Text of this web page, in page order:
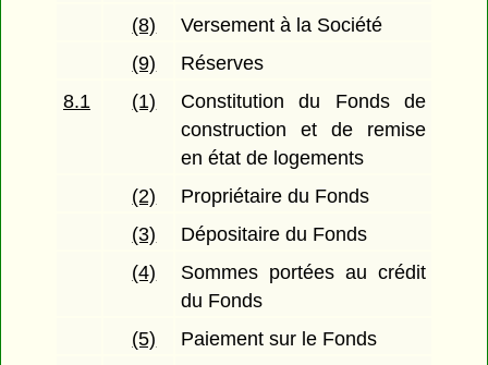
(8)
Versement à la Société
(9)
Réserves
8.1
(1)
Constitution du Fonds de
construction et de remise
en état de logements
(2)
Propriétaire du Fonds
(3)
Dépositaire du Fonds
(4)
Sommes portées au crédit
du Fonds
(5)
Paiement sur le Fonds